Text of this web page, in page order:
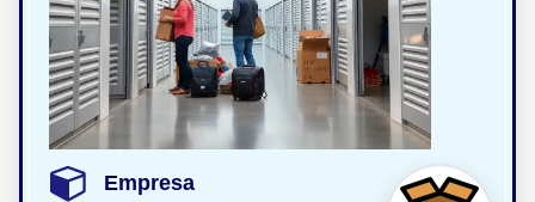
Empresa